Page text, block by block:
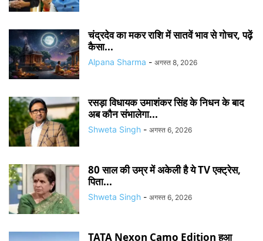
चंद्रदेव का मकर राशि में सातवें भाव से गोचर, पढ़ें
कैसा...
Alpana Sharma - अगस्त 8, 2026
रसड़ा विधायक उमाशंकर सिंह के निधन के बाद
अब कौन संभालेगा...
Shweta Singh - अगस्त 6, 2026
80 साल की उम्र में अकेली है ये TV एक्ट्रेस,
पिता...
Shweta Singh - अगस्त 6, 2026
TATA Nexon Camo Edition हुआ